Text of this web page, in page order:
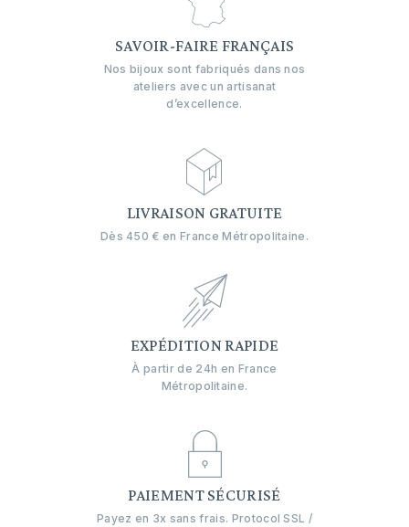
SAVOIR-FAIRE FRANÇAIS
Nos bijoux sont fabriqués dans nos
ateliers avec un artisanat
d’excellence.
LIVRAISON GRATUITE
Dès 450 € en France Métropolitaine.
EXPÉDITION RAPIDE
À partir de 24h en France
Métropolitaine.
PAIEMENT SÉCURISÉ
Payez en 3x sans frais. Protocol SSL /